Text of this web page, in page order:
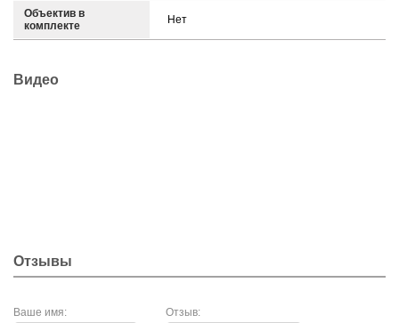
Объектив в
комплекте
Нет
Видео
Отзывы
Ваше имя: Отзыв: